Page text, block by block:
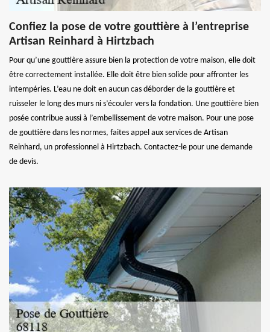
Confiez la pose de votre gouttière à l’entreprise
Artisan Reinhard à Hirtzbach
Pour qu’une gouttière assure bien la protection de votre maison, elle doit
être correctement installée. Elle doit être bien solide pour affronter les
intempéries. L’eau ne doit en aucun cas déborder de la gouttière et
ruisseler le long des murs ni s’écouler vers la fondation. Une gouttière bien
posée contribue aussi à l’embellissement de votre maison. Pour une pose
de gouttière dans les normes, faites appel aux services de Artisan
Reinhard, un professionnel à Hirtzbach. Contactez-le pour une demande
de devis.